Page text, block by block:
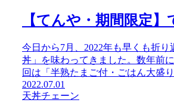
【てんや・期間限定
今日から7月、2022年も早くも折
丼」を味わってきました。数年前
回は「半熟たまご付・ごはん大盛
2022.07.01
天丼チェーン